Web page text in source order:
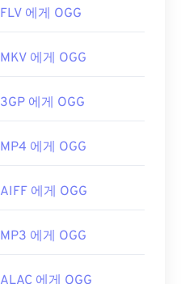
FLV 에게 OGG
MKV 에게 OGG
3GP 에게 OGG
MP4 에게 OGG
AIFF 에게 OGG
MP3 에게 OGG